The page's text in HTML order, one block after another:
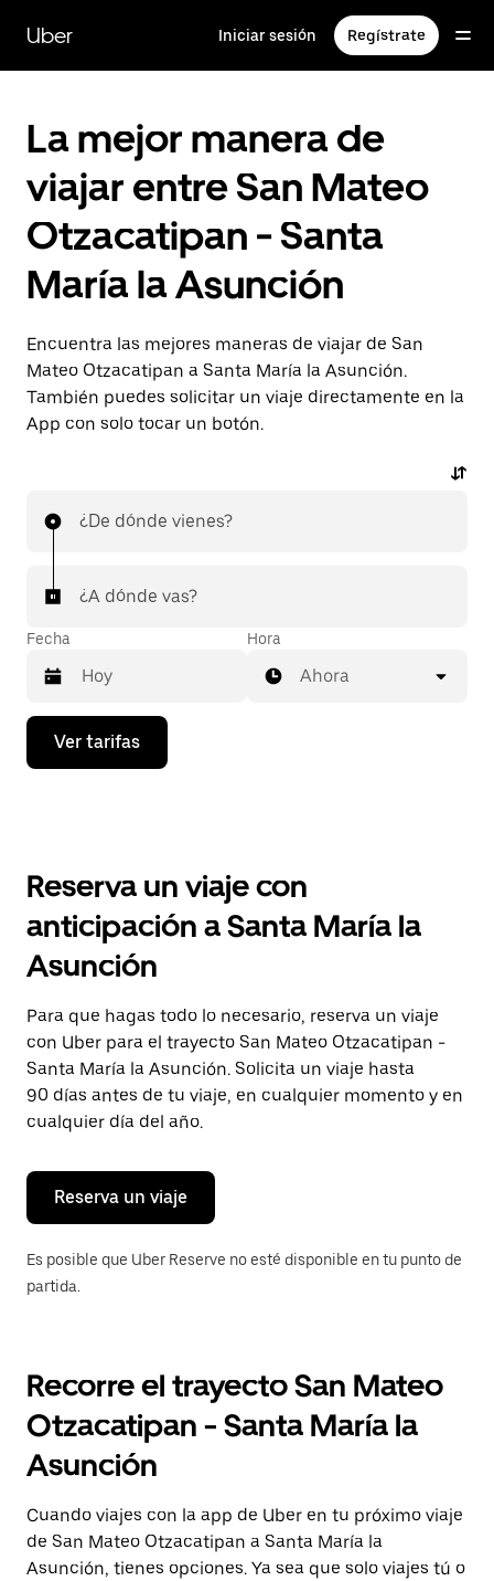
contenido
principal
Uber Iniciar sesión Regístrate
La mejor manera de
viajar entre San Mateo
Otzacatipan - Santa
María la Asunción
Encuentra las mejores maneras de viajar de San
Mateo Otzacatipan a Santa María la Asunción.
También puedes solicitar un viaje directamente en la
App con solo tocar un botón.
¿De dónde vienes?
¿A dónde vas?
Fecha
Presiona
flecha
el
y
selecciona
una
Presiona
la
tecla Esc
para
cerrar
el
calendario.
Hora
Ahora
Ver tarifas
Reserva un viaje con
anticipación a Santa María la
Asunción
Para que hagas todo lo necesario, reserva un viaje
con Uber para el trayecto San Mateo Otzacatipan -
Santa María la Asunción. Solicita un viaje hasta
90 días antes de tu viaje, en cualquier momento y en
cualquier día del año.
Reserva un viaje
Es posible que Uber Reserve no esté disponible en tu punto de
partida.
Recorre el trayecto San Mateo
Otzacatipan - Santa María la
Asunción
Cuando viajes con la app de Uber en tu próximo viaje
de San Mateo Otzacatipan a Santa María la
Asunción, tienes opciones. Ya sea que solo viajes tú o